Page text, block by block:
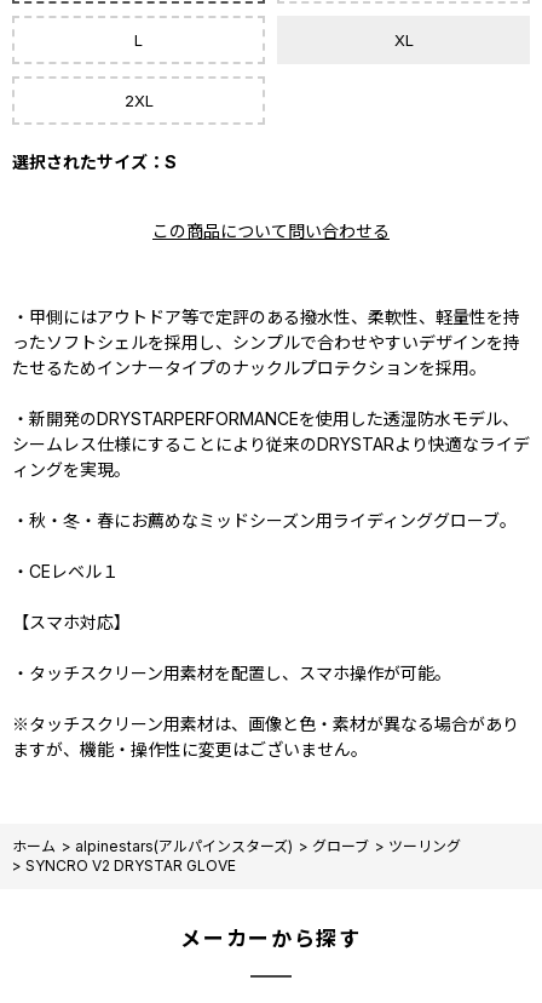
L XL
2XL
選択されたサイズ：S
この商品について問い合わせる
・甲側にはアウトドア等で定評のある撥水性、柔軟性、軽量性を持
ったソフトシェルを採用し、シンプルで合わせやすいデザインを持
たせるためインナータイプのナックルプロテクションを採用。
・新開発のDRYSTARPERFORMANCEを使用した透湿防水モデル、
シームレス仕様にすることにより従来のDRYSTARより快適なライデ
ィングを実現。
・秋・冬・春にお薦めなミッドシーズン用ライディンググローブ。
・CEレベル１
【スマホ対応】
・タッチスクリーン用素材を配置し、スマホ操作が可能。
※タッチスクリーン用素材は、画像と色・素材が異なる場合があり
ますが、機能・操作性に変更はございません。
ホーム > alpinestars(アルパインスターズ) > グローブ > ツーリング
> SYNCRO V2 DRYSTAR GLOVE
メーカーから探す